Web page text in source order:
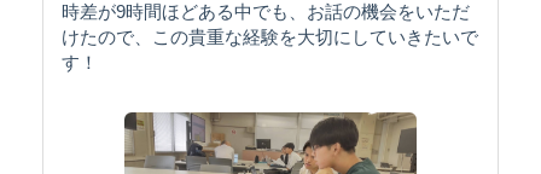
時差が9時間ほどある中でも、お話の機会をいただ
けたので、この貴重な経験を大切にしていきたいで
す！